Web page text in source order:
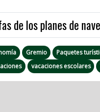
de los planes de
Gremio Paquetes
vacaciones escolares